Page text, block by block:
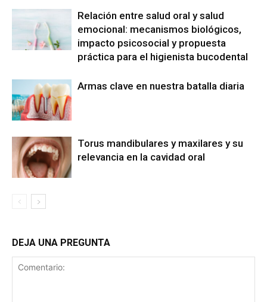
Relación entre salud oral y salud
emocional: mecanismos biológicos,
impacto psicosocial y propuesta
práctica para el higienista bucodental
Armas clave en nuestra batalla diaria
Torus mandibulares y maxilares y su
relevancia en la cavidad oral
DEJA UNA PREGUNTA